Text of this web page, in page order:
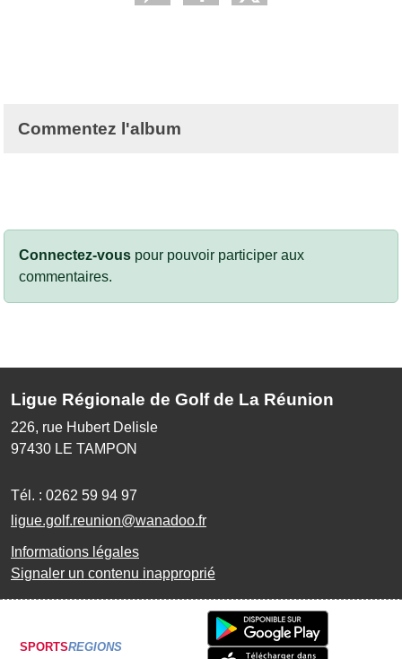
Commentez l'album
Connectez-vous pour pouvoir participer aux
commentaires.
Ligue Régionale de Golf de La Réunion
226, rue Hubert Delisle
97430 LE TAMPON
Tél. : 0262 59 94 97
ligue.golf.reunion@wanadoo.fr
Informations légales
Signaler un contenu inapproprié
SPORTSREGIONS